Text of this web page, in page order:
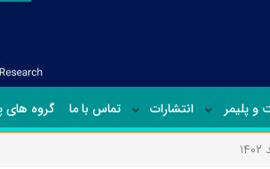
پلیمر انتشارات تماس با ما گروه